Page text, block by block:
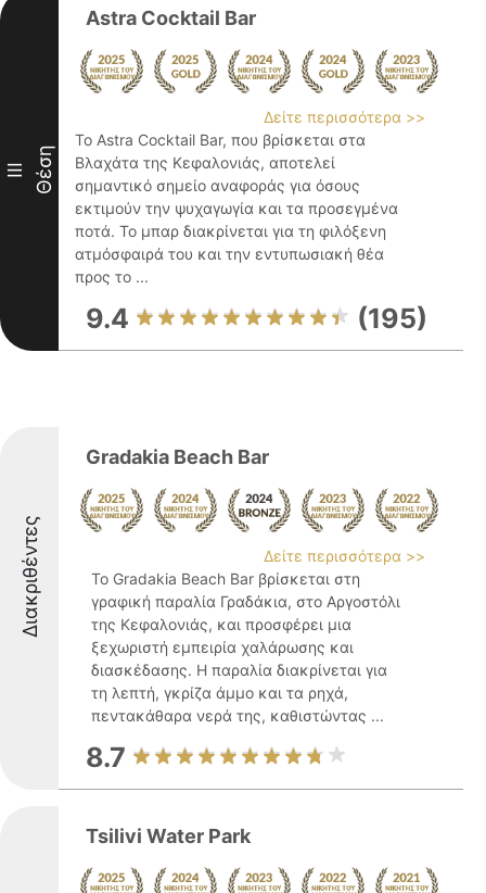
III Θέση
Astra Cocktail Bar
Δείτε περισσότερα >>
Το Astra Cocktail Bar, που βρίσκεται στα
Βλαχάτα της Κεφαλονιάς, αποτελεί
σημαντικό σημείο αναφοράς για όσους
εκτιμούν την ψυχαγωγία και τα προσεγμένα
ποτά. Το μπαρ διακρίνεται για τη φιλόξενη
ατμόσφαιρά του και την εντυπωσιακή θέα
προς το ...
9.4 (195)
Διακριθέντες
Gradakia Beach Bar
Δείτε περισσότερα >>
Το Gradakia Beach Bar βρίσκεται στη
γραφική παραλία Γραδάκια, στο Αργοστόλι
της Κεφαλονιάς, και προσφέρει μια
ξεχωριστή εμπειρία χαλάρωσης και
διασκέδασης. Η παραλία διακρίνεται για
τη λεπτή, γκρίζα άμμο και τα ρηχά,
πεντακάθαρα νερά της, καθιστώντας ...
8.7
Tsilivi Water Park